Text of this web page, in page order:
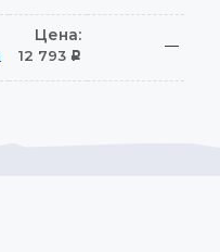
Цена:
12 793 Р
—